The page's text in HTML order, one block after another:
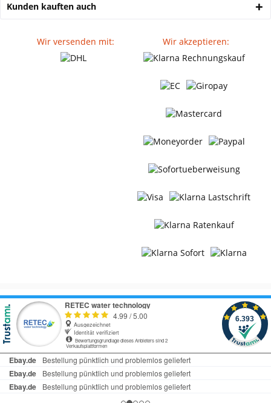
Kunden kauften auch
Wir versenden mit: Wir akzeptieren: